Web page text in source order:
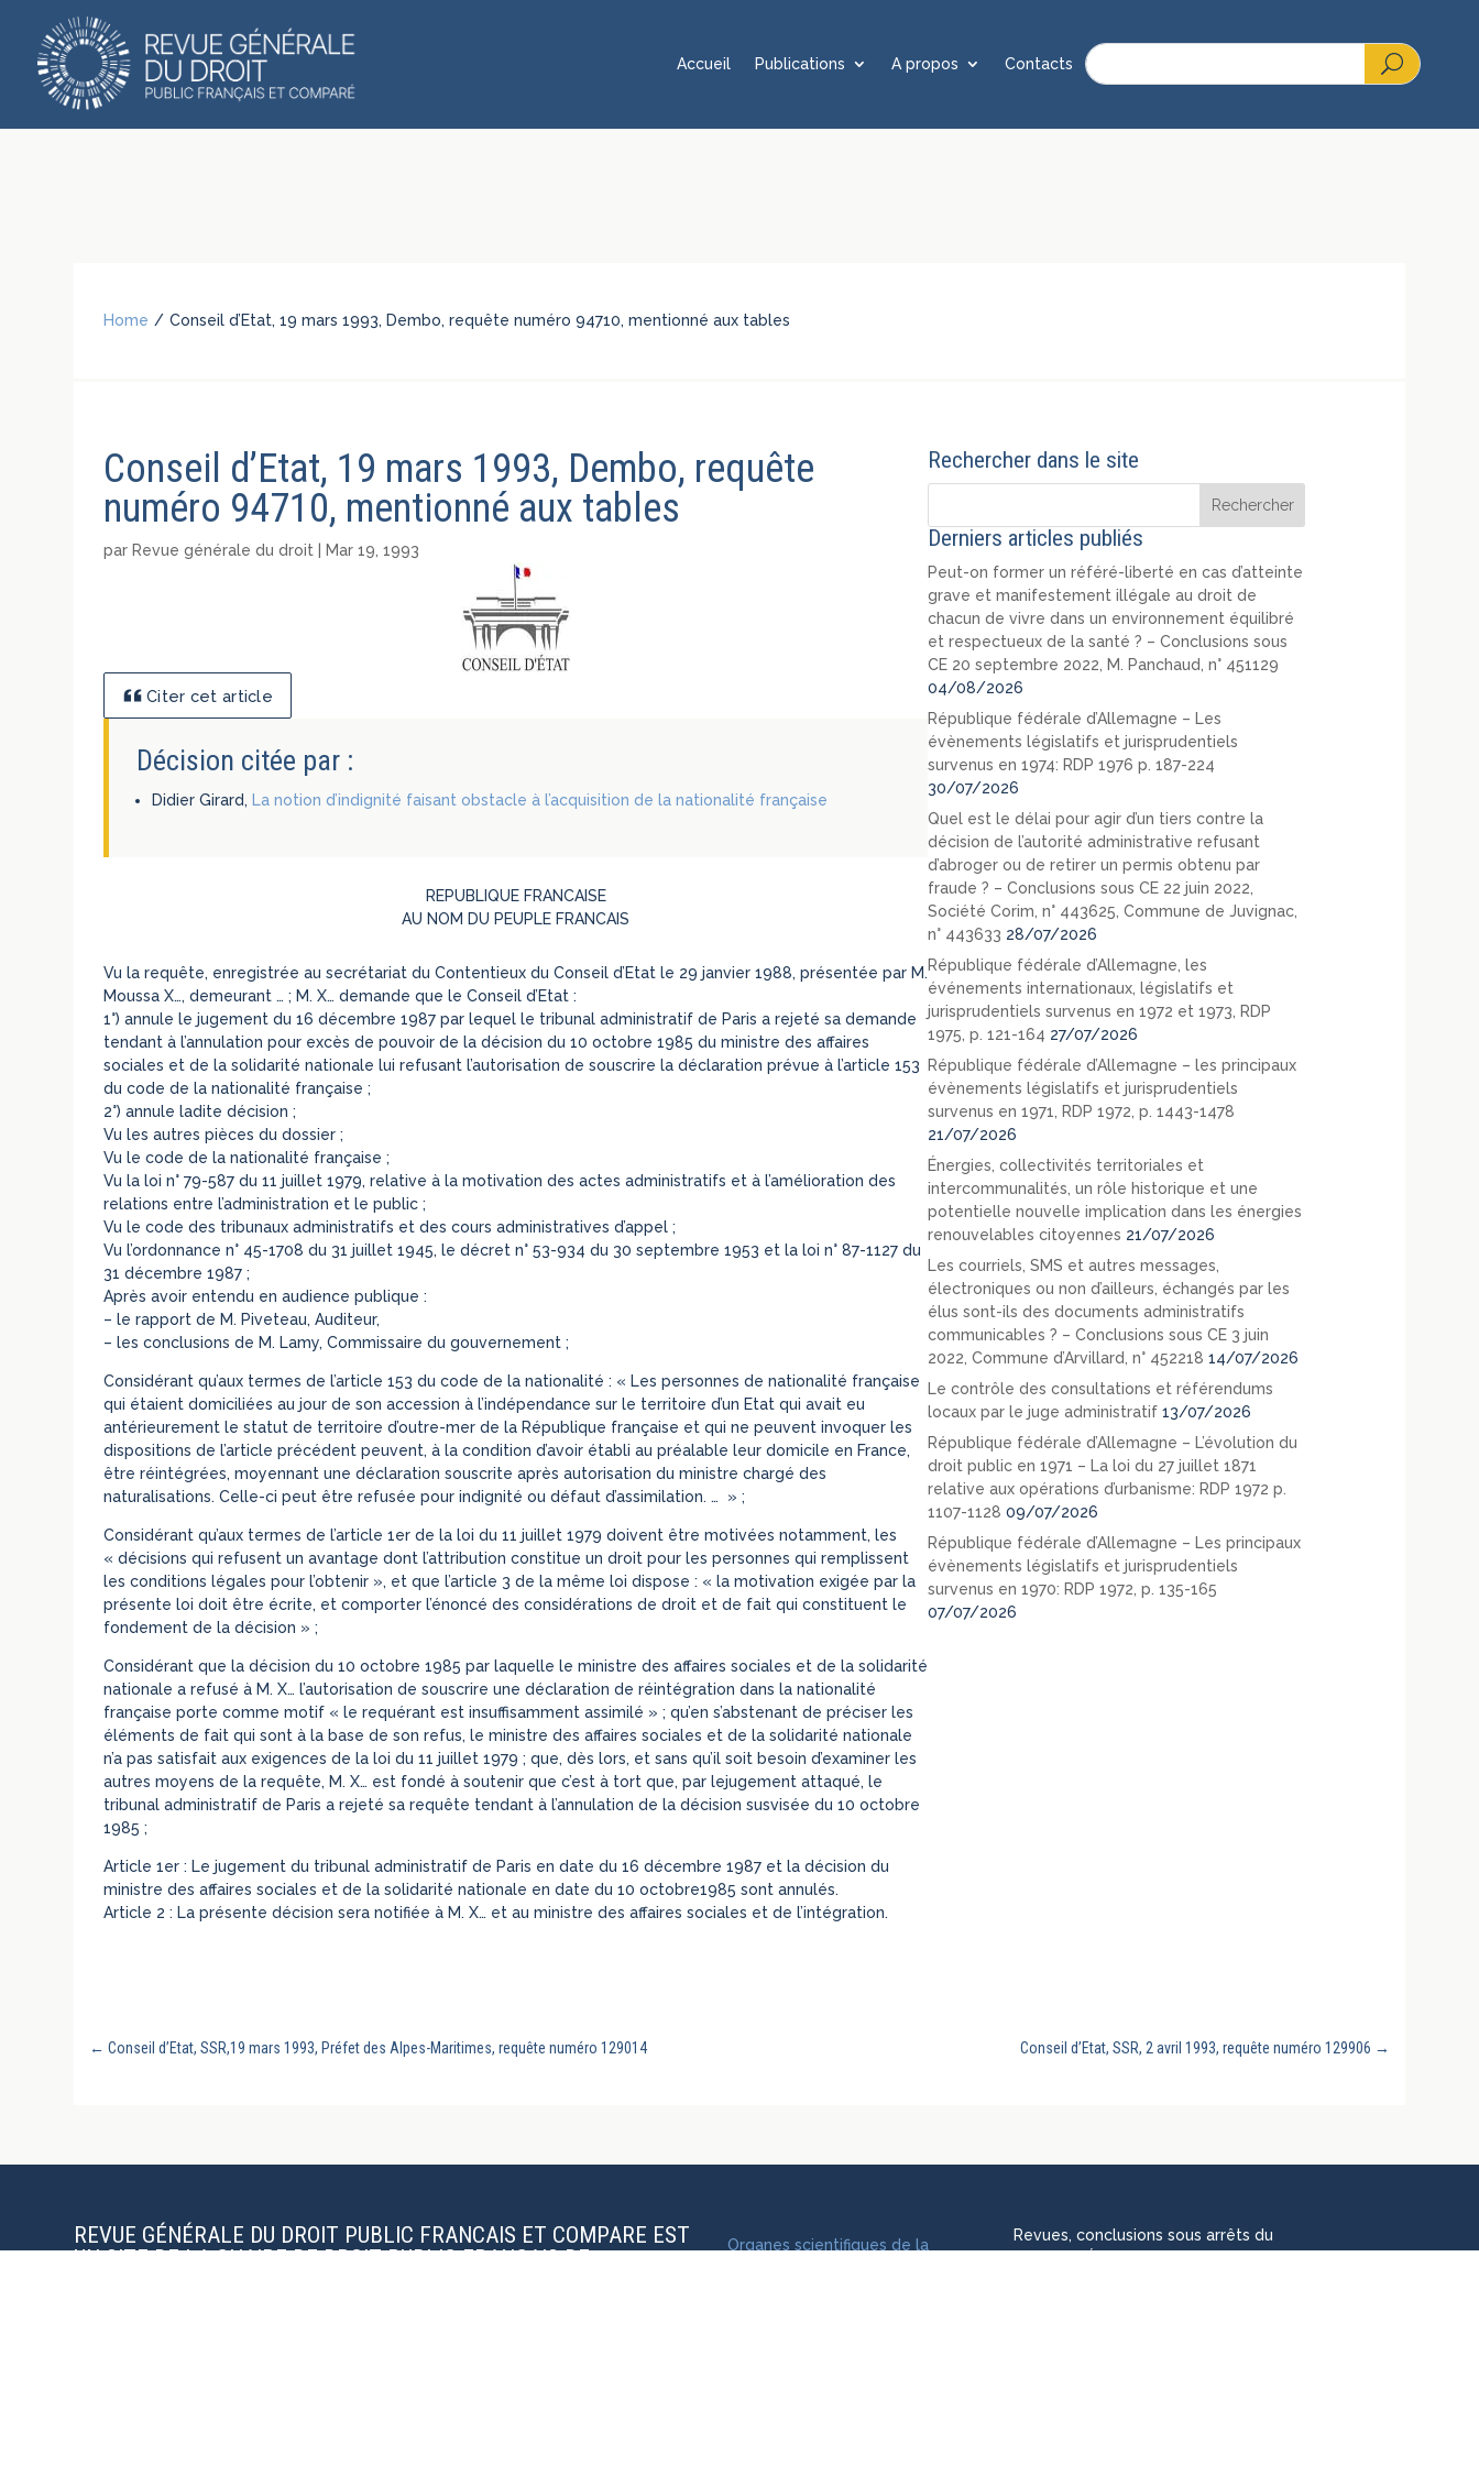
Accueil Publications A propos Contacts
Home / Conseil d’Etat, 19 mars 1993, Dembo, requête numéro 94710, mentionné aux tables
Conseil d’Etat, 19 mars 1993, Dembo, requête
numéro 94710, mentionné aux tables
par Revue générale du droit Mar 19, 1993
Citer cet article
Décision citée par :
Didier Girard, La notion d’indignité faisant obstacle à l’acquisition de la nationalité française
REPUBLIQUE FRANCAISE
AU NOM DU PEUPLE FRANCAIS
Vu la requête, enregistrée au secrétariat du Contentieux du Conseil d’Etat le 29 janvier 1988, présentée par M.
Moussa X…, demeurant … ; M. X… demande que le Conseil d’Etat :
1°) annule le jugement du 16 décembre 1987 par lequel le tribunal administratif de Paris a rejeté sa demande
tendant à l’annulation pour excès de pouvoir de la décision du 10 octobre 1985 du ministre des affaires
sociales et de la solidarité nationale lui refusant l’autorisation de souscrire la déclaration prévue à l’article 153
du code de la nationalité française ;
2°) annule ladite décision ;
Vu les autres pièces du dossier ;
Vu le code de la nationalité française ;
Vu la loi n° 79-587 du 11 juillet 1979, relative à la motivation des actes administratifs et à l’amélioration des
relations entre l’administration et le public ;
Vu le code des tribunaux administratifs et des cours administratives d’appel ;
Vu l’ordonnance n° 45-1708 du 31 juillet 1945, le décret n° 53-934 du 30 septembre 1953 et la loi n° 87-1127 du
31 décembre 1987 ;
Après avoir entendu en audience publique :
– le rapport de M. Piveteau, Auditeur,
– les conclusions de M. Lamy, Commissaire du gouvernement ;
Considérant qu’aux termes de l’article 153 du code de la nationalité : « Les personnes de nationalité française
qui étaient domiciliées au jour de son accession à l’indépendance sur le territoire d’un Etat qui avait eu
antérieurement le statut de territoire d’outre-mer de la République française et qui ne peuvent invoquer les
dispositions de l’article précédent peuvent, à la condition d’avoir établi au préalable leur domicile en France,
être réintégrées, moyennant une déclaration souscrite après autorisation du ministre chargé des
naturalisations. Celle-ci peut être refusée pour indignité ou défaut d’assimilation. … » ;
Considérant qu’aux termes de l’article 1er de la loi du 11 juillet 1979 doivent être motivées notamment, les
« décisions qui refusent un avantage dont l’attribution constitue un droit pour les personnes qui remplissent
les conditions légales pour l’obtenir », et que l’article 3 de la même loi dispose : « la motivation exigée par la
présente loi doit être écrite, et comporter l’énoncé des considérations de droit et de fait qui constituent le
fondement de la décision » ;
Considérant que la décision du 10 octobre 1985 par laquelle le ministre des affaires sociales et de la solidarité
nationale a refusé à M. X… l’autorisation de souscrire une déclaration de réintégration dans la nationalité
française porte comme motif « le requérant est insuffisamment assimilé » ; qu’en s’abstenant de préciser les
éléments de fait qui sont à la base de son refus, le ministre des affaires sociales et de la solidarité nationale
n’a pas satisfait aux exigences de la loi du 11 juillet 1979 ; que, dès lors, et sans qu’il soit besoin d’examiner les
autres moyens de la requête, M. X… est fondé à soutenir que c’est à tort que, par lejugement attaqué, le
tribunal administratif de Paris a rejeté sa requête tendant à l’annulation de la décision susvisée du 10 octobre
1985 ;
Article 1er : Le jugement du tribunal administratif de Paris en date du 16 décembre 1987 et la décision du
ministre des affaires sociales et de la solidarité nationale en date du 10 octobre1985 sont annulés.
Article 2 : La présente décision sera notifiée à M. X… et au ministre des affaires sociales et de l’intégration.
Rechercher dans le site
Derniers articles publiés
Peut-on former un référé-liberté en cas d’atteinte
grave et manifestement illégale au droit de
chacun de vivre dans un environnement équilibré
et respectueux de la santé ? – Conclusions sous
CE 20 septembre 2022, M. Panchaud, n° 451129
04/08/2026
République fédérale d’Allemagne – Les
évènements législatifs et jurisprudentiels
survenus en 1974: RDP 1976 p. 187-224
30/07/2026
Quel est le délai pour agir d’un tiers contre la
décision de l’autorité administrative refusant
d’abroger ou de retirer un permis obtenu par
fraude ? – Conclusions sous CE 22 juin 2022,
Société Corim, n° 443625, Commune de Juvignac,
n° 443633 28/07/2026
République fédérale d’Allemagne, les
événements internationaux, législatifs et
jurisprudentiels survenus en 1972 et 1973, RDP
1975, p. 121-164 27/07/2026
République fédérale d’Allemagne – les principaux
évènements législatifs et jurisprudentiels
survenus en 1971, RDP 1972, p. 1443-1478
21/07/2026
Énergies, collectivités territoriales et
intercommunalités, un rôle historique et une
potentielle nouvelle implication dans les énergies
renouvelables citoyennes 21/07/2026
Les courriels, SMS et autres messages,
électroniques ou non d’ailleurs, échangés par les
élus sont-ils des documents administratifs
communicables ? – Conclusions sous CE 3 juin
2022, Commune d’Arvillard, n° 452218 14/07/2026
Le contrôle des consultations et référendums
locaux par le juge administratif 13/07/2026
République fédérale d’Allemagne – L’évolution du
droit public en 1971 – La loi du 27 juillet 1871
relative aux opérations d’urbanisme: RDP 1972 p.
1107-1128 09/07/2026
République fédérale d’Allemagne – Les principaux
évènements législatifs et jurisprudentiels
survenus en 1970: RDP 1972, p. 135-165
07/07/2026
← Conseil d’Etat, SSR,19 mars 1993, Préfet des Alpes-Maritimes, requête numéro 129014 Conseil d’Etat, SSR, 2 avril 1993, requête numéro 129906 →
REVUE GÉNÉRALE DU DROIT PUBLIC FRANCAIS ET COMPARE EST
UN SITE DE LA CHAIRE DE DROIT PUBLIC FRANÇAIS DE
Organes scientifiques de la
Revues, conclusions sous arrêts du